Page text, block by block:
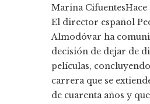
Marina CifuentesHace
El director español
Almodóvar ha
decisión de dejar de
películas,
carrera que se
de cuarenta años y